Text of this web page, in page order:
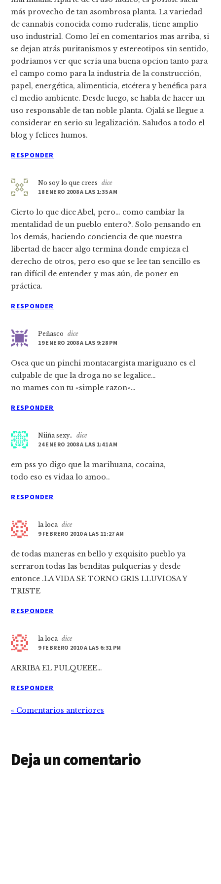
más provecho de tan asombrosa planta. La variedad
de cannabis conocida como ruderalis, tiene amplio
uso industrial. Como leí­ en comentarios mas arriba, si
se dejan atrás puritanismos y estereotipos sin sentido,
podriamos ver que seria una buena opcion tanto para
el campo como para la industria de la construcción,
papel, energética, alimenticia, etcétera y benéfica para
el medio ambiente. Desde luego, se habla de hacer un
uso responsable de tan noble planta. Ojalá se llegue a
considerar en serio su legalización. Saludos a todo el
blog y felices humos.
RESPONDER
No soy lo que crees
dice
18 ENERO 2008 A LAS 1:35 AM
Cierto lo que dice Abel, pero… como cambiar la
mentalidad de un pueblo entero?. Solo pensando en
los demás, haciendo conciencia de que nuestra
libertad de hacer algo termina donde empieza el
derecho de otros, pero eso que se lee tan sencillo es
tan difí­cil de entender y mas aún, de poner en
práctica.
RESPONDER
Peñasco
dice
19 ENERO 2008 A LAS 9:28 PM
Osea que un pinchi montacargista mariguano es el
culpable de que la droga no se legalice…
no mames con tu «simple razon»…
RESPONDER
Niiña sexy..
dice
24 ENERO 2008 A LAS 1:41 AM
em pss yo digo que la marihuana, cocaina,
todo eso es vidaa lo amoo..
RESPONDER
la loca dice
9 FEBRERO 2010 A LAS 11:27 AM
de todas maneras en bello y exquisito pueblo ya
serraron todas las benditas pulquerias y desde
entonce .LA VIDA SE TORNO GRIS LLUVIOSA Y
TRISTE
RESPONDER
la loca dice
9 FEBRERO 2010 A LAS 6:31 PM
ARRIBA EL PULQUEEE…
RESPONDER
« Comentarios anteriores
Deja un comentario